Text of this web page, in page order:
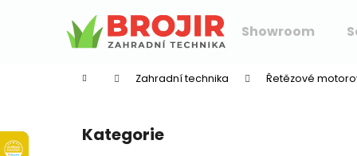
Showroom
Zahradní technika Řetězové
Přeskočit
kategorie
Kategorie
Zpět
Zpět